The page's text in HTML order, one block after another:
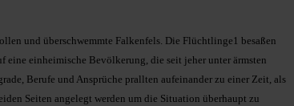
und überschwemmte Falkenfels. Die Flüchtlinge1 besaßen
eine einheimische Bevölkerung, die seit jeher unter ärmsten
Berufe und Ansprüche prallten aufeinander zu einer Zeit, als
Seiten angelegt werden um die Situation überhaupt zu